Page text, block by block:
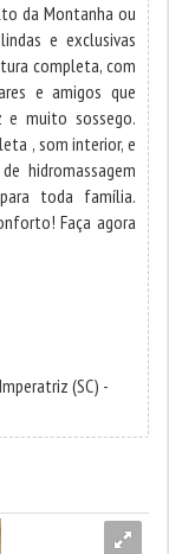
da Montanha ou
e exclusivas
completa, com
e amigos que
e muito sossego.
, som interior, e
hidromassagem
toda família.
Faça agora
(SC) -